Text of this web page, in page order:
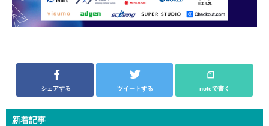
シェアする ツイートする noteで書く
新着記事